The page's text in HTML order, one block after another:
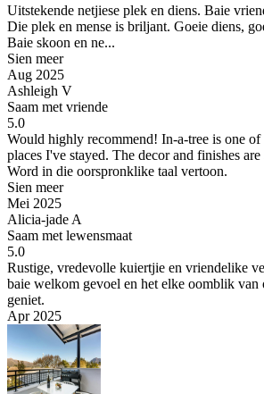
Uitstekende netjiese plek en diens. Baie
Die plek en mense is briljant. Goeie diens,
Baie skoon en ne...
Sien meer
Aug 2025
Ashleigh V
Saam met vriende
5.0
Would highly recommend! In-a-tree is one
places I've stayed. The decor and finishes
Word in die oorspronklike taal vertoon.
Sien meer
Mei 2025
Alicia-jade A
Saam met lewensmaat
5.0
Rustige, vredevolle kuiertjie en vriendelike
baie welkom gevoel en het elke oomblik van
geniet.
Apr 2025